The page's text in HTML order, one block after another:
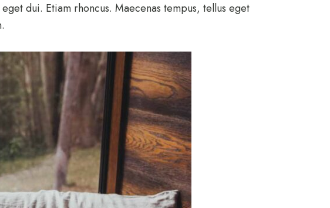
dui. Etiam rhoncus. Maecenas tempus, tellus eget